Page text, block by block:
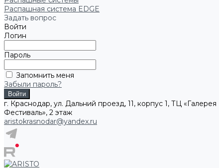
Распашная система EDGE
Задать вопрос
Войти
Логин
Пароль
Запомнить меня
Забыли пароль?
г. Краснодар, ул. Дальний проезд, 11, корпус 1, ТЦ «Галерея
Фестиваль», 2 этаж
aristokrasnodar@yandex.ru